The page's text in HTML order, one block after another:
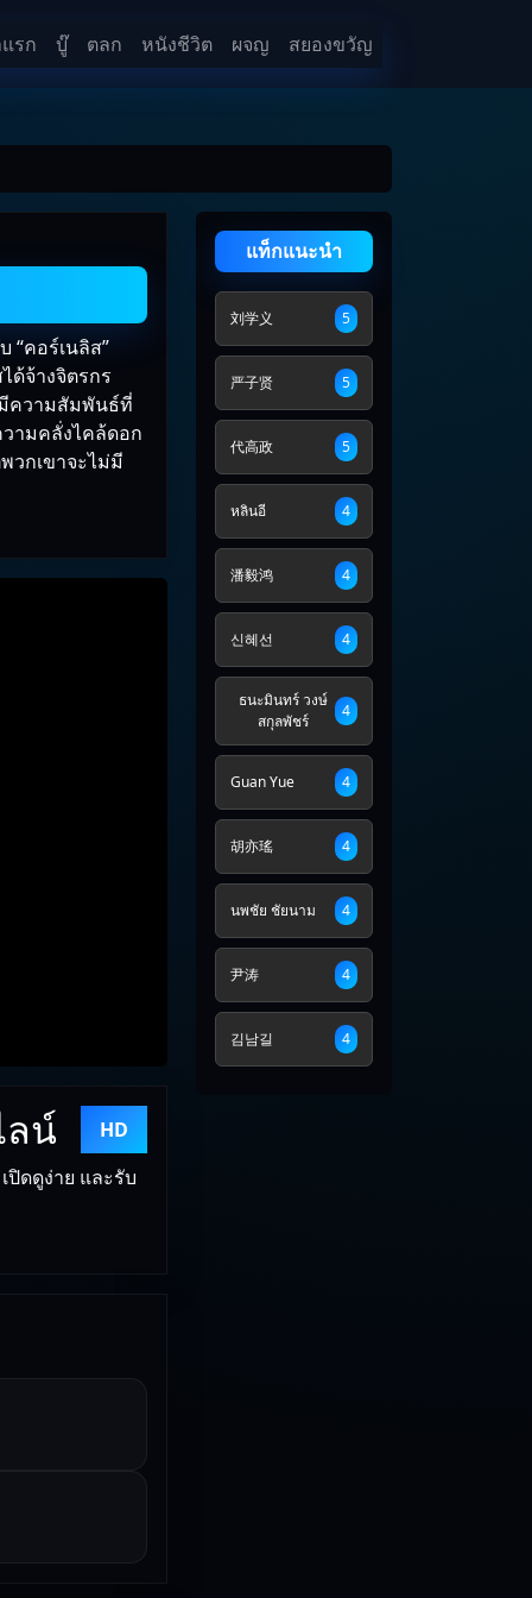
รก บู๊ ตลก หนังชีวิต ผจญ สยองขวัญ
“คอร์เนลิส”
ด้จ้างจิตรกร
ความสัมพันธ์ที่
ามคลั่งไคล้ดอก
วกเขาจะไม่มี
ลน์
HD
ปิดดูง่าย และรับ
แท็กแนะนำ
刘学义 5
严子贤 5
代高政 5
หลินอี 4
潘毅鸿 4
신혜선 4
ธนะมินทร์ วงษ์
สกุลพัชร์
4
Guan Yue 4
胡亦瑤 4
นพชัย ชัยนาม 4
尹涛 4
김남길 4